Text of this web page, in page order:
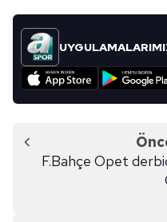
vasıtasıyla
için Ayarlar butonuna
Metnimiziziyaret
6698 sayılı Kişisel
ilgili mevzuata uygun
almak için lütfen
tıklayınız.
F.Bahçe Opet